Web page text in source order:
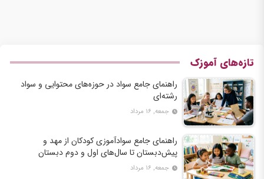
تازه‌های آموزک
راهنمای جامع سواد در حوزه‌های محتوایی و سواد
رشته‌ای
جمعه, ۱۶ مرداد
راهنمای جامع سوادآموزی کودکان از مهد و
پیش‌دبستان تا سال‌های اول و دوم دبستان
جمعه, ۱۶ مرداد